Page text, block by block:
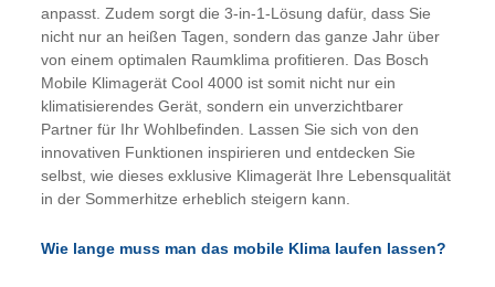
anpasst. Zudem sorgt die 3-in-1-Lösung dafür, dass Sie
nicht nur an heißen Tagen, sondern das ganze Jahr über
von einem optimalen Raumklima profitieren. Das Bosch
Mobile Klimagerät Cool 4000 ist somit nicht nur ein
klimatisierendes Gerät, sondern ein unverzichtbarer
Partner für Ihr Wohlbefinden. Lassen Sie sich von den
innovativen Funktionen inspirieren und entdecken Sie
selbst, wie dieses exklusive Klimagerät Ihre Lebensqualität
in der Sommerhitze erheblich steigern kann.
Wie lange muss man das mobile Klima laufen lassen?